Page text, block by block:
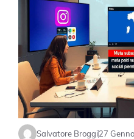
Salvatore Broggi27